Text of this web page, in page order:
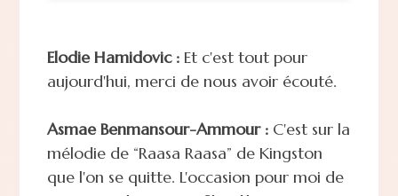
Elodie Hamidovic :Et c'est tout pour
aujourd'hui, merci de nous avoir écouté.
Asmae Benmansour-Ammour : C'est sur la
mélodie de “Raasa Raasa” de Kingston
que l'on se quitte. L'occasion pour moi de